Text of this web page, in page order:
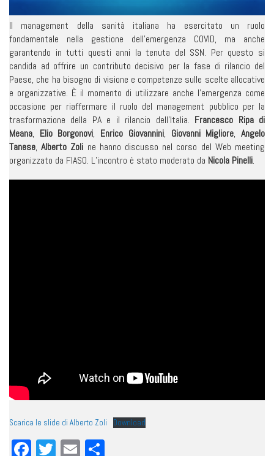
Il management della sanità italiana ha esercitato un ruolo
fondamentale nella gestione dell’emergenza COVID, ma anche
garantendo in tutti questi anni la tenuta del SSN. Per questo si
candida ad offrire un contributo decisivo per la fase di rilancio del
Paese, che ha bisogno di visione e competenze sulle scelte allocative
e organizzative. È il momento di utilizzare anche l’emergenza come
occasione per riaffermare il ruolo del management pubblico per la
trasformazione della PA e il rilancio dell’Italia. Francesco Ripa di
Meana, Elio Borgonovi, Enrico Giovannini, Giovanni Migliore,Angelo
Tanese,Alberto Zoli ne hanno discusso nel corso del Web meeting
organizzato da FIASO. L’incontro è stato moderato da Nicola Pinelli.
Scarica le slide di Alberto Zoli Download
Facebook
Twitter
Email